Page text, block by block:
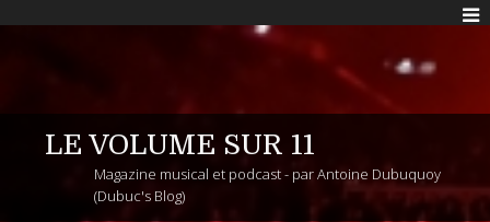
LE VOLUME SUR 11
Magazine musical et podcast - par Antoine Dubuquoy
(Dubuc's Blog)